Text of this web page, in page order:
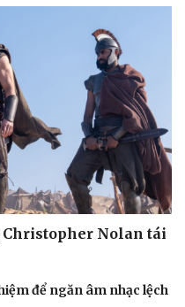
trí
Nghệ sĩ
Thời trang
Sao Việt
Christopher Nolan tái
để ngăn âm nhạc lệch